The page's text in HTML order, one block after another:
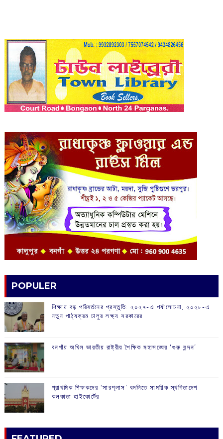
POPULER
শিক্ষায় বড় পরিবর্তনের প্রস্তুতি: ২০২৭-এ পর্যালোচনা, ২০২৮-এ
নতুন পাঠ্যক্রম চালুর লক্ষ্য সরকারের
বনগাঁয় অখিল ভারতীয় রাষ্ট্রীয় শৈক্ষিক মহাসঙ্ঘের ‘গুরু বন্দন’
প্রাথমিক শিক্ষকদের ‘সারপ্লাস’ বদলিতে সাময়িক স্থগিতাদেশ
কলকাতা হাইকোর্টের